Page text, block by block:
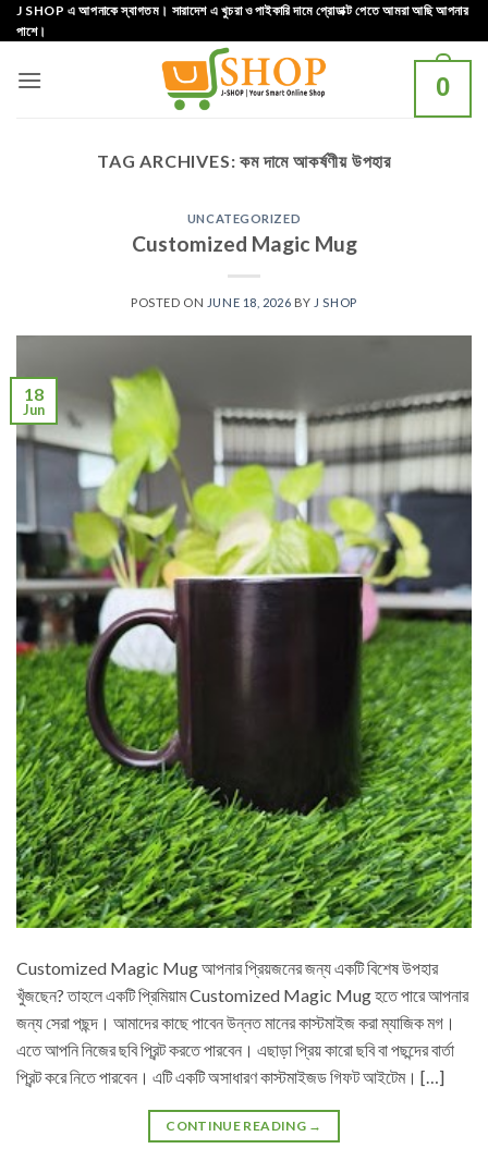
Skip
to
J SHOP এ আপনাকে স্বাগতম। সারাদেশ এ খুচরা ও পাইকারি দামে প্রোডাক্ট পেতে আমরা আছি আপনার
পাশে।
0
TAG ARCHIVES:কম দামে আকর্ষণীয় উপহার
UNCATEGORIZED
Customized Magic Mug
POSTED ON JUNE 18, 2026 BY J SHOP
18
Jun
Customized Magic Mug আপনার প্রিয়জনের জন্য একটি বিশেষ উপহার
খুঁজছেন? তাহলে একটি প্রিমিয়াম Customized Magic Mug হতে পারে আপনার
জন্য সেরা পছন্দ। আমাদের কাছে পাবেন উন্নত মানের কাস্টমাইজ করা ম্যাজিক মগ।
এতে আপনি নিজের ছবি প্রিন্ট করতে পারবেন। এছাড়া প্রিয় কারো ছবি বা পছন্দের বার্তা
প্রিন্ট করে নিতে পারবেন। এটি একটি অসাধারণ কাস্টমাইজড গিফট আইটেম। […]
CONTINUE READING →